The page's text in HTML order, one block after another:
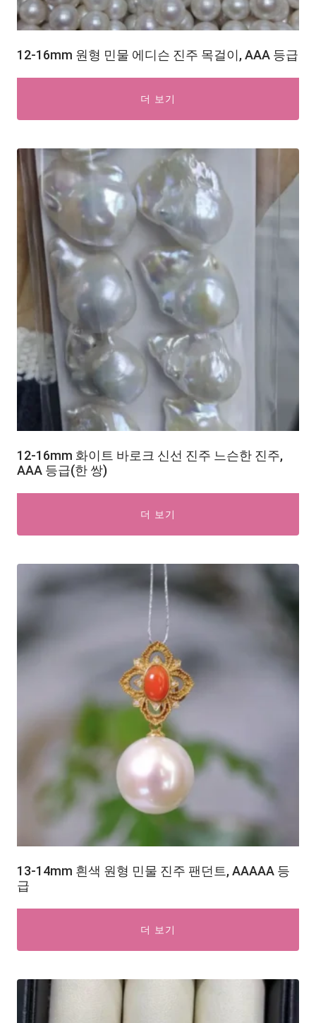
12-16mm 원형 민물 에디슨 진주 목걸이, AAA 등급
더 보기
12-16mm 화이트 바로크 신선 진주 느슨한 진주,
AAA 등급(한 쌍)
더 보기
13-14mm 흰색 원형 민물 진주 팬던트, AAAAA 등
급
더 보기